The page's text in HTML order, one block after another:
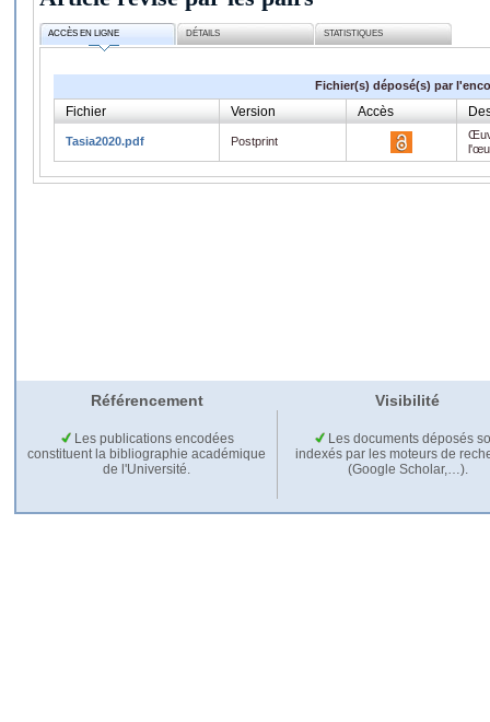
ACCÈS EN LIGNE DÉTAILS STATISTIQUES
Fichier(s) déposé(s) par
Fichier Version Accès
Tasia2020.pdf Postprint
Référencement Visibilité
Les publications encodées
constituent la bibliographie académique
de l'Université.
Les documents déposés
indexés par les moteurs de
(Google Scholar,…).